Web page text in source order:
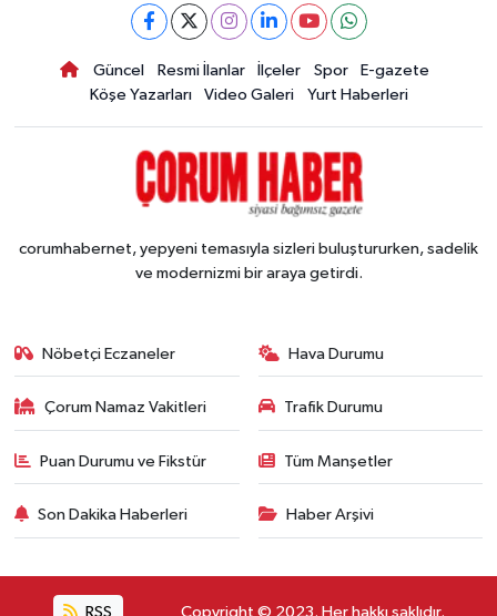
Güncel Resmi İlanlar İlçeler Spor
E-gazete
Köşe Yazarları
Video Galeri Yurt Haberleri
corumhabernet, yepyeni temasıyla sizleri buluştururken, sadelik
ve modernizmi bir araya getirdi.
Nöbetçi Eczaneler Hava Durumu
Çorum Namaz Vakitleri Trafik Durumu
Puan Durumu ve Fikstür Tüm Manşetler
Son Dakika Haberleri Haber Arşivi
RSS Copyright © 2023. Her hakkı saklıdır.